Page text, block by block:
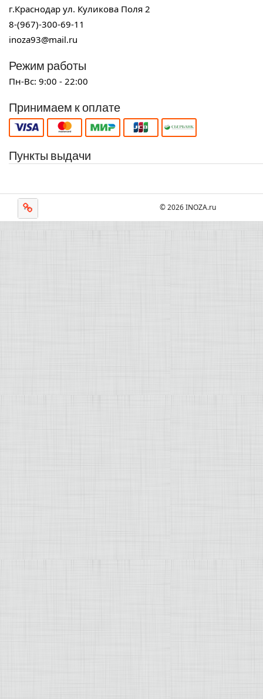
г.Краснодар ул. Куликова Поля 2
8-(967)-300-69-11
inoza93@mail.ru
Режим работы
Пн-Вс: 9:00 - 22:00
Принимаем к оплате
Пункты выдачи
© 2026 INOZA.ru